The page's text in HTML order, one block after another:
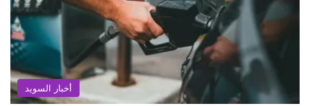
أخبار السويد